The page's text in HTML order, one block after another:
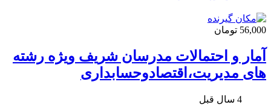
56,000 تومان
آمار و احتمالات مدرسان شریف ویژه رشته
های مدیریت،اقتصادوحسابداری
4 سال قبل